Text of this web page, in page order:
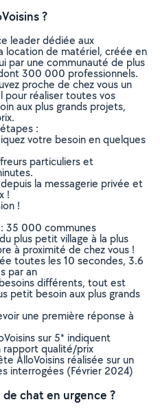
?
leader dédiée aux
location de matériel, créée en
par une communauté de plus
300 000 professionnels.
proche de chez vous un
pour réaliser toutes vos
aux plus grands projets,
:
votre besoin en quelques
particuliers et
la messagerie privée et
!
!
35 000 communes
plus petit village à la plus
à proximité de chez vous !
toutes les 10 secondes, 3.6
par an
différents, tout est
petit besoin aux plus grands
une première réponse à
sur 5* indiquent
rapport qualité/prix
AlloVoisins réalisée sur un
interrogées (Février 2024)
chat en urgence ?